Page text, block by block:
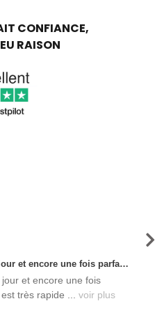
CONFIANCE,
RAISON
Nouvelle commande reçue ce jour et encore une fois parfaitement satisfaite, l'envoi est très rapide et les produits sont toujours conditionnés de manière personnalisés. L'avantage de commander auprès de créateurs indépendants.
et encore une fois
très rapide ... voir plus